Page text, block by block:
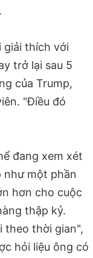
giải thích với
trở lại sau 5
của Trump,
"Điều đó
đang xem xét
như một phần
hơn cho cuộc
thập kỷ.
theo thời gian",
hỏi liệu ông có